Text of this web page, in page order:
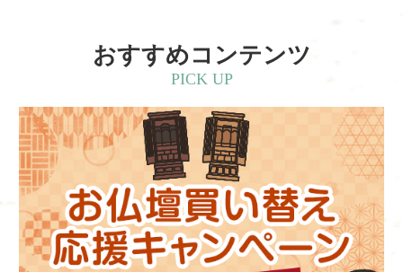
おすすめコンテンツ
PICK UP